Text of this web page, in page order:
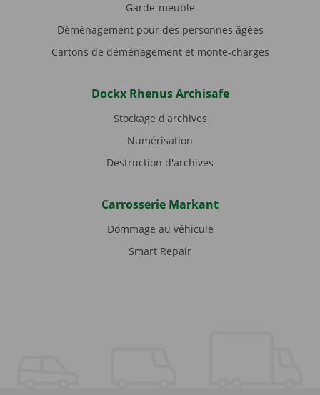
Garde-meuble
Déménagement pour des personnes âgées
Cartons de déménagement et monte-charges
Dockx Rhenus Archisafe
Stockage d'archives
Numérisation
Destruction d'archives
Carrosserie Markant
Dommage au véhicule
Smart Repair